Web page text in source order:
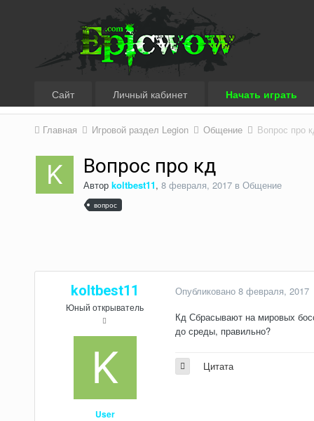
Сайт Личный кабинет Начать играть
Главная Игровой раздел Legion Общение Вопрос про
Вопрос про кд
Автор koltbest11, 8 февраля, 2017в Общение
вопрос
koltbest11
Юный открыватель
User
Опубликовано 8 февраля, 2017
Кд Сбрасывают на мировых
до среды, правильно?
Цитата